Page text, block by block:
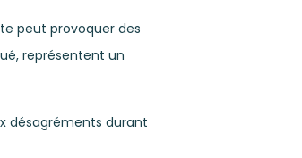
peut provoquer des
représentent un
désagréments durant